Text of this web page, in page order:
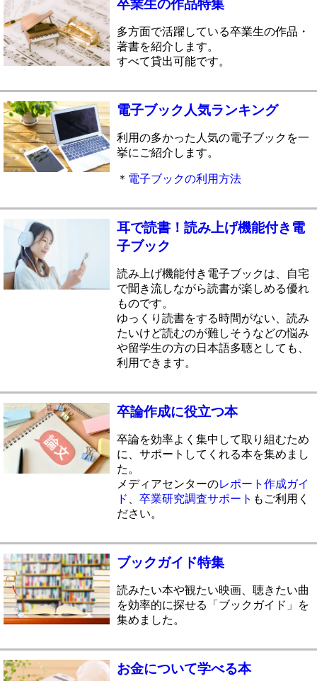
卒業生の作品特集
多方面で活躍している卒業生の作品・
著書を紹介します。
すべて貸出可能です。
電子ブック人気ランキング
利用の多かった人気の電子ブックを一
挙にご紹介します。
＊ 電子ブックの利用方法
耳で読書！読み上げ機能付き電
子ブック
読み上げ機能付き電子ブックは、自宅
で聞き流しながら読書が楽しめる優れ
ものです。
ゆっくり読書をする時間がない、読み
たいけど読むのが難しそうなどの悩み
や留学生の方の日本語多聴としても、
利用できます。
卒論作成に役立つ本
卒論を効率よく集中して取り組むため
に、サポートしてくれる本を集めまし
た。
メディアセンターのレポート作成ガイ
ド
卒業研究調査サポート もご利用く
ださい。
ブックガイド特集
読みたい本や観たい映画、聴きたい曲
を効率的に探せる「ブックガイド」を
集めました。
お金について学べる本